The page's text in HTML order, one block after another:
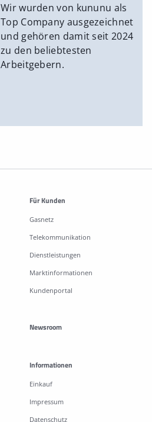
Wir wurden von kununu als
Top Company ausgezeichnet
und gehören damit seit 2024
zu den beliebtesten
Arbeitgebern.
Für Kunden
Gasnetz
Telekommunikation
Dienstleistungen
Marktinformationen
Kundenportal
Newsroom
Informationen
Einkauf
Impressum
Datenschutz